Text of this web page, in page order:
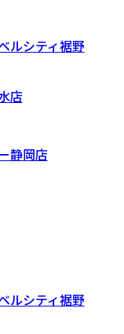
ルシティ裾野
店
静岡店
ルシティ裾野